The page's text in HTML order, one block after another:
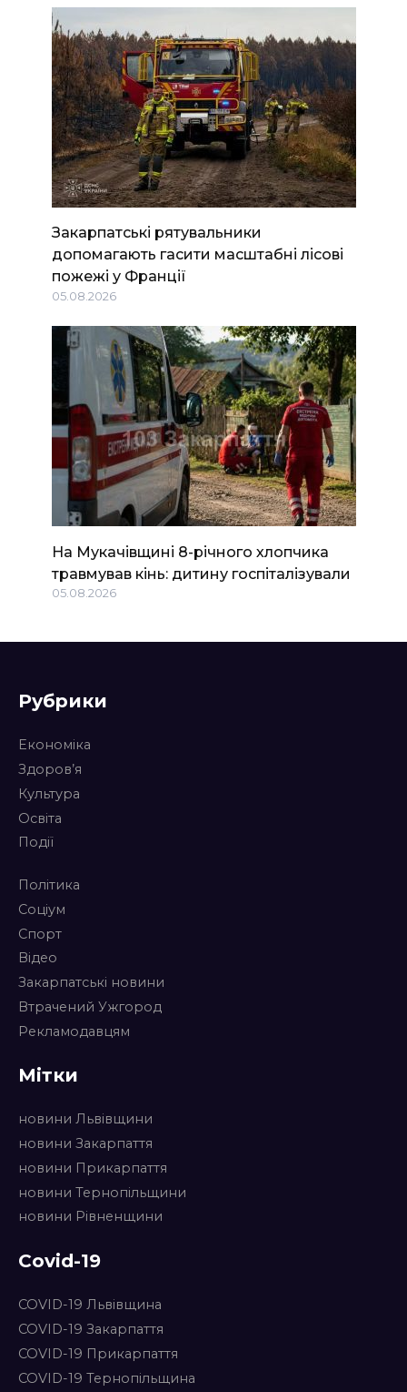
Закарпатські рятувальники
допомагають гасити масштабні лісові
пожежі у Франції
05.08.2026
На Мукачівщині 8-річного хлопчика
травмував кінь: дитину госпіталізували
05.08.2026
Рубрики
Економіка
Здоров’я
Культура
Освіта
Події
Політика
Соціум
Спорт
Відео
Закарпатські новини
Втрачений Ужгород
Рекламодавцям
Мітки
новини Львівщини
новини Закарпаття
новини Прикарпаття
новини Тернопільщини
новини Рівненщини
Covid-19
COVID-19 Львівщина
COVID-19 Закарпаття
COVID-19 Прикарпаття
COVID-19 Тернопільщина